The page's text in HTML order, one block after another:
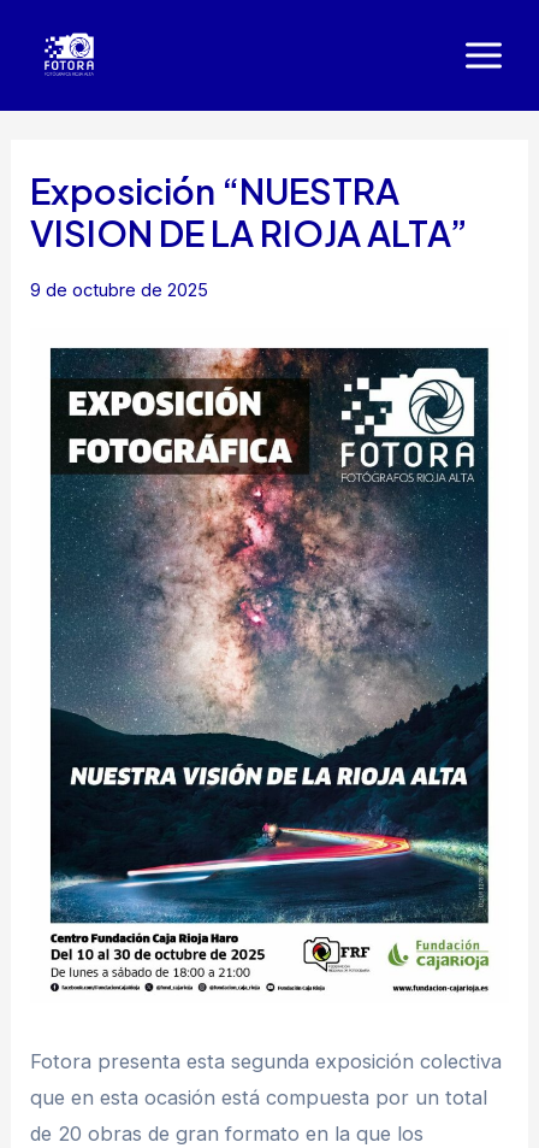
Main
Exposición “NUESTRA
VISION DE LA RIOJA ALTA”
9 de octubre de 2025
Fotora presenta esta segunda exposición colectiva
que en esta ocasión está compuesta por un total
de 20 obras de gran formato en la que los